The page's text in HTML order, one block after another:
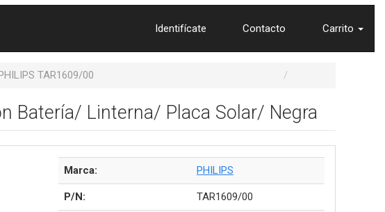
Identifícate Contacto Carrito
TAR1609/00
Batería/ Linterna/ Placa Solar/ Negra
Marca: PHILIPS
P/N: TAR1609/00